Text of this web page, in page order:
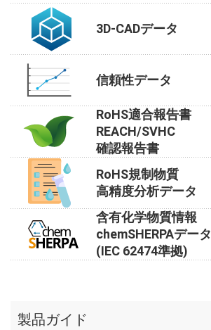
3D-CADデータ
信頼性データ
RoHS適合報告書
REACH/SVHC
確認報告書
RoHS規制物質
高精度分析データ
含有化学物質情報
chemSHERPAデータ
(IEC 62474準拠)
製品ガイド